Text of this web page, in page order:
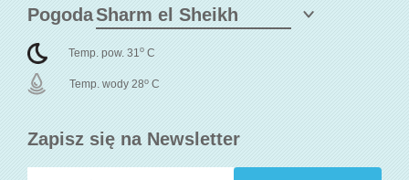
Zapisz się na Newsletter
Pogoda
Temp. pow. 31 o C
Temp. wody 28o C